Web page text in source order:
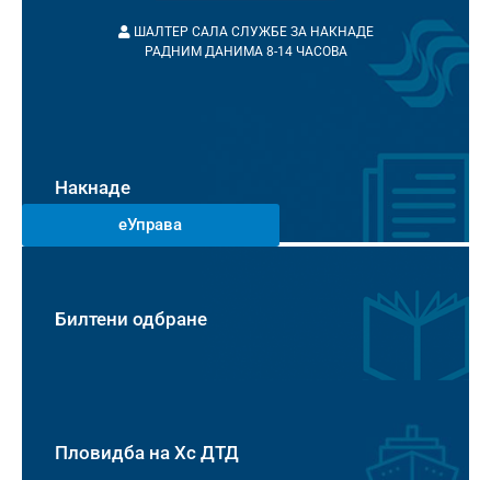
ШАЛТЕР САЛА СЛУЖБЕ ЗА НАКНАДЕ
РАДНИМ ДАНИМА 8-14 ЧАСОВА
Накнаде
еУправа
Билтени одбране
Пловидба на Хс ДТД